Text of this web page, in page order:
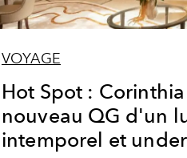
VOYAGE
Hot Spot : Corinthia
nouveau QG d'un
intemporel et